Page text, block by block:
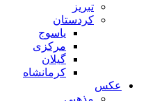
تبریز
کردستان
یاسوج
مرکزی
گیلان
کرمانشاه
عکس
مذهبی